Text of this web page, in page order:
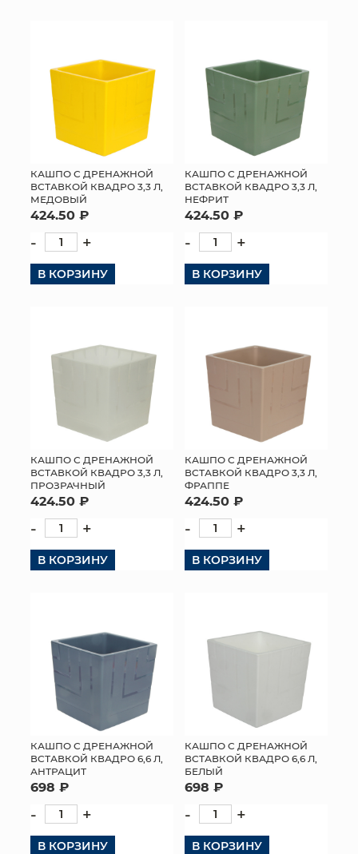
КАШПО С ДРЕНАЖНОЙ
ВСТАВКОЙ КВАДРО 3,3 Л,
МЕДОВЫЙ
424.50 ₽
- +
В КОРЗИНУ
КАШПО С ДРЕНАЖНОЙ
ВСТАВКОЙ КВАДРО 3,3 Л,
НЕФРИТ
424.50 ₽
- +
В КОРЗИНУ
КАШПО С ДРЕНАЖНОЙ
ВСТАВКОЙ КВАДРО 3,3 Л,
ПРОЗРАЧНЫЙ
424.50 ₽
- +
В КОРЗИНУ
КАШПО С ДРЕНАЖНОЙ
ВСТАВКОЙ КВАДРО 3,3 Л,
ФРАППЕ
424.50 ₽
- +
В КОРЗИНУ
КАШПО С ДРЕНАЖНОЙ
ВСТАВКОЙ КВАДРО 6,6 Л,
АНТРАЦИТ
698 ₽
- +
В КОРЗИНУ
КАШПО С ДРЕНАЖНОЙ
ВСТАВКОЙ КВАДРО 6,6 Л,
БЕЛЫЙ
698 ₽
- +
В КОРЗИНУ